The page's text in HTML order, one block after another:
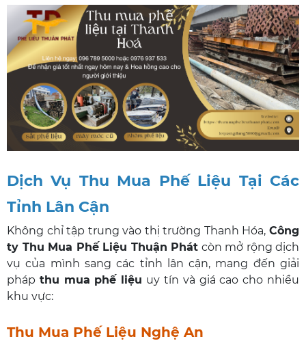
Dịch Vụ Thu Mua Phế Liệu Tại Các
Tỉnh Lân Cận
Không chỉ tập trung vào thị trường Thanh Hóa, Công
ty Thu Mua Phế Liệu Thuận Phát còn mở rộng dịch
vụ của mình sang các tỉnh lân cận, mang đến giải
pháp thu mua phế liệu uy tín và giá cao cho nhiều
khu vực:
Thu Mua Phế Liệu Nghệ An